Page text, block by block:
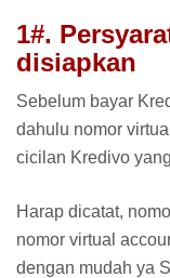
1#.
disiapkan
Sebelum bayar
dahulu nomor
cicilan Kredivo
Harap dicatat,
nomor virtual
dengan mudah ya